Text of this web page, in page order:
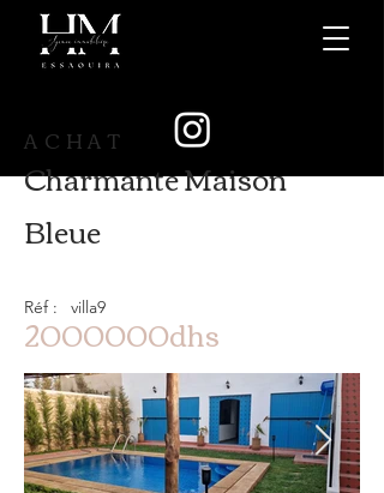
ACHAT
Charmante Maison
Bleue
Réf : villa9
2000000dhs